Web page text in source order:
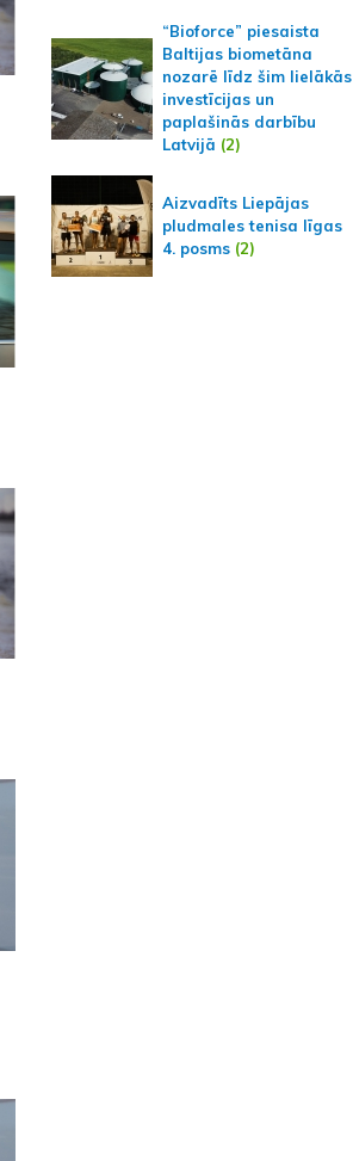
“Bioforce” piesaista
Baltijas biometāna
nozarē līdz šim lielākās
investīcijas un
paplašinās darbību
Latvijā (2)
Aizvadīts Liepājas
pludmales tenisa līgas
4. posms (2)